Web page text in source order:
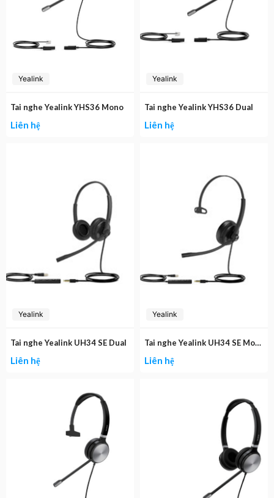
Yealink
Tai nghe Yealink YHS36 Mono
Liên hệ
Yealink
Tai nghe Yealink YHS36 Dual
Liên hệ
Yealink
Tai nghe Yealink UH34 SE Dual
Liên hệ
Yealink
Tai nghe Yealink UH34 SE Mono
Liên hệ